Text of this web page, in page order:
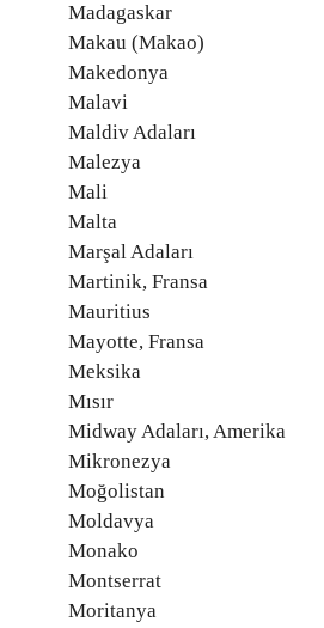
Madagaskar
Makau (Makao)
Makedonya
Malavi
Maldiv Adaları
Malezya
Mali
Malta
Marşal Adaları
Martinik, Fransa
Mauritius
Mayotte, Fransa
Meksika
Mısır
Midway Adaları, Amerika
Mikronezya
Moğolistan
Moldavya
Monako
Montserrat
Moritanya